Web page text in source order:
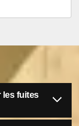
les fuites